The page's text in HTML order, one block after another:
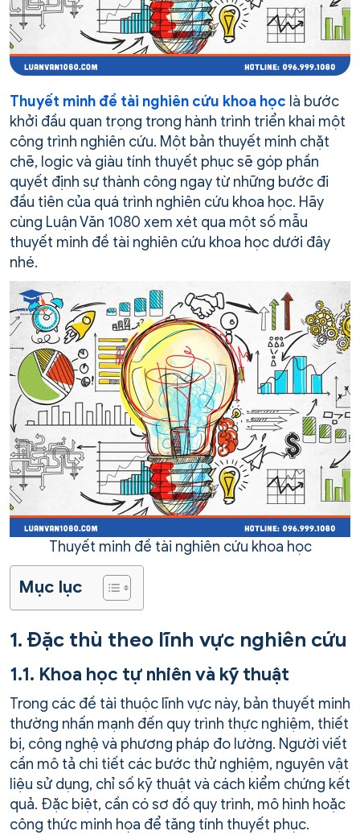
Thuyết minh đề tài nghiên cứu khoa học là bước
khởi đầu quan trọng trong hành trình triển khai một
công trình nghiên cứu. Một bản thuyết minh chặt
chẽ, logic và giàu tính thuyết phục sẽ góp phần
quyết định sự thành công ngay từ những bước đi
đầu tiên của quá trình nghiên cứu khoa học. Hãy
cùng Luận Văn 1080 xem xét qua một số mẫu
thuyết minh đề tài nghiên cứu khoa học dưới đây
nhé.
Thuyết minh đề tài nghiên cứu khoa học
Mục lục
1. Đặc thù theo lĩnh vực nghiên cứu
1.1. Khoa học tự nhiên và kỹ thuật
Trong các đề tài thuộc lĩnh vực này, bản thuyết minh
thường nhấn mạnh đến quy trình thực nghiệm, thiết
bị, công nghệ và phương pháp đo lường. Người viết
cần mô tả chi tiết các bước thử nghiệm, nguyên vật
liệu sử dụng, chỉ số kỹ thuật và cách kiểm chứng kết
quả. Đặc biệt, cần có sơ đồ quy trình, mô hình hoặc
công thức minh họa để tăng tính thuyết phục.